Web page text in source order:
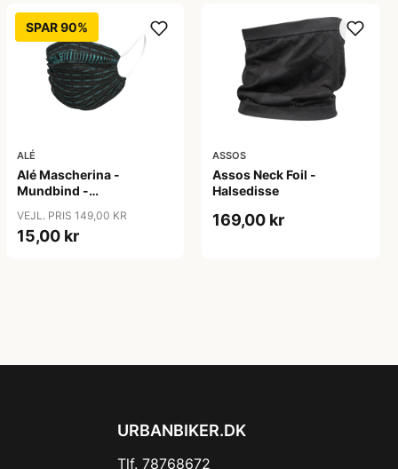
SPAR 90%
ALÉ
Alé Mascherina -
Mundbind -
Size
VEJL. PRIS 149,00 KR
15,00 kr
ASSOS
Assos Neck Foil -
Halsedisse
169,00 kr
URBANBIKER.DK
Tlf. 78768672